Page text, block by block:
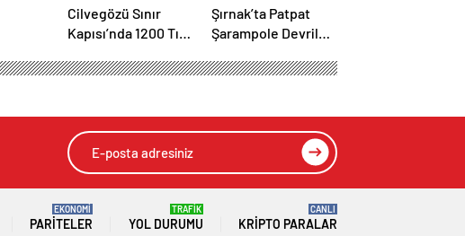
Cilvegözü Sınır
Kapısı’nda 1200 Tır
Hizmete Açıldı
Şırnak’ta Patpat
Şarampole Devrildi:
Ece Hayatını
PARITELER
EKONOMİ
YOL DURUMU
TRAFİK
KRIPTO PARALAR
CANLI